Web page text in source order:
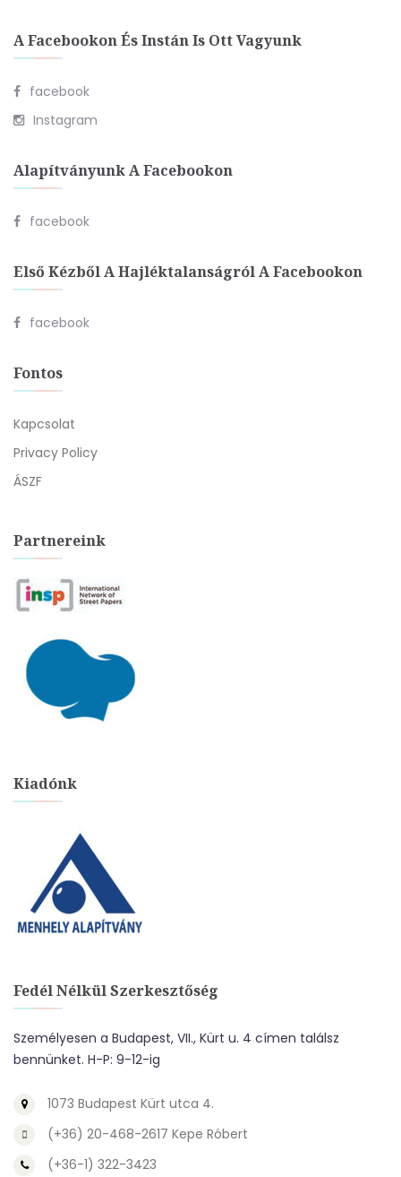
A Facebookon És Instán Is Ott Vagyunk
facebook
Instagram
Alapítványunk A Facebookon
facebook
Első Kézből A Hajléktalanságról A Facebookon
facebook
Fontos
Kapcsolat
Privacy Policy
ÁSZF
Partnereink
Kiadónk
Fedél Nélkül Szerkesztőség
Személyesen a Budapest, VII., Kürt u. 4 címen találsz
bennünket. H-P: 9-12-ig
1073 Budapest Kürt utca 4.
(+36) 20-468-2617 Kepe Róbert
(+36-1) 322-3423